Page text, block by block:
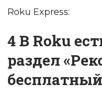
Roku Express:
4 В Roku
раздел